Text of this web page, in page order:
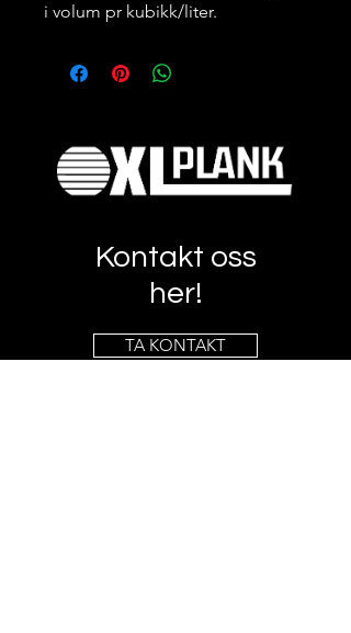
i volum pr kubikk/liter.
Kontakt oss
her!
TA KONTAKT